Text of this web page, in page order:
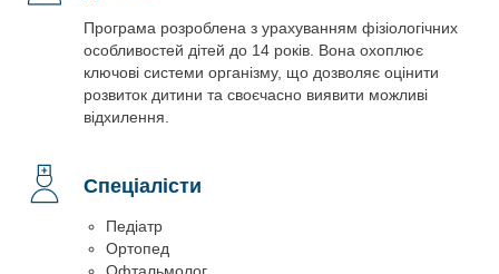
Програма розроблена з урахуванням фізіологічних
особливостей дітей до 14 років. Вона охоплює
ключові системи організму, що дозволяє оцінити
розвиток дитини та своєчасно виявити можливі
відхилення.
Спеціалісти
Педіатр
Ортопед
Офтальмолог